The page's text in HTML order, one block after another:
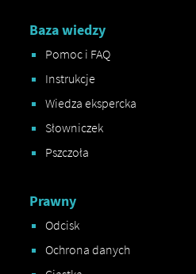
Baza wiedzy
Pomoc i FAQ
Instrukcje
Wiedza ekspercka
Słowniczek
Pszczoła
Prawny
Odcisk
Ochrona danych